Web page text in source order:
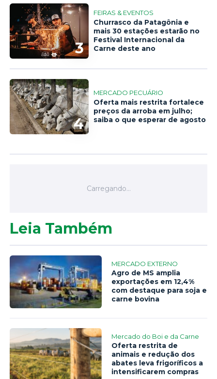
3
FEIRAS & EVENTOS
Churrasco da Patagônia e
mais 30 estações estarão no
Festival Internacional da
Carne deste ano
4
MERCADO PECUÁRIO
Oferta mais restrita fortalece
preços da arroba em julho;
saiba o que esperar de agosto
Leia Também
MERCADO EXTERNO
Agro de MS amplia
exportações em 12,4%
com destaque para soja e
carne bovina
Mercado do Boi e da Carne
Oferta restrita de
animais e redução dos
abates leva frigoríficos a
intensificarem compras